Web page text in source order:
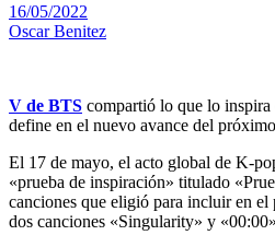
16/05/2022
Oscar Benitez
V de BTS compartió lo que lo
define en el nuevo avance del
El 17 de mayo, el acto global de K-
«prueba de inspiración» titulado
canciones que eligió para incluir en
dos canciones «Singularity» y